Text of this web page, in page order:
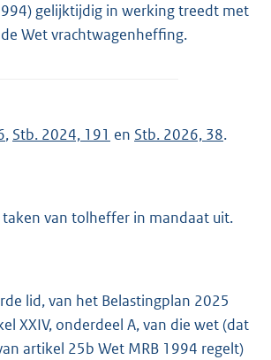
gelijktijdig in werking treedt met
Wet vrachtwagenheffing.
, Stb. 2024, 191 en Stb. 2026, 38.
taken van tolheffer in mandaat uit.
lid, van het Belastingplan 2025
XXIV, onderdeel A, van die wet (dat
artikel 25b Wet MRB 1994 regelt)